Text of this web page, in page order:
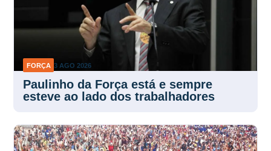
FORÇA 3 AGO 2026
Paulinho da Força está e sempre
esteve ao lado dos trabalhadores